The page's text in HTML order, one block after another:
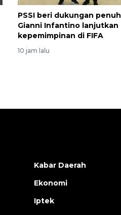
PSSI beri dukungan penuh
Gianni Infantino lanjutkan
kepemimpinan di FIFA
10 jam lalu
Kabar Daerah
Ekonomi
Iptek